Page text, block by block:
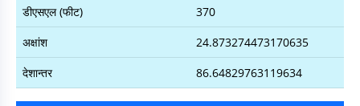
डीएसएल (फीट)
370
अक्षांश
24.873274473170635
देशान्तर
86.64829763119634